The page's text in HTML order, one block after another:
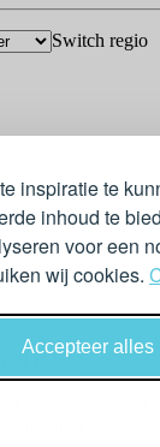
inspiratie te
inhoud te
voor een
wij cookies.
Accepteer alles
Switch regio
below
containing a link
preferred one.